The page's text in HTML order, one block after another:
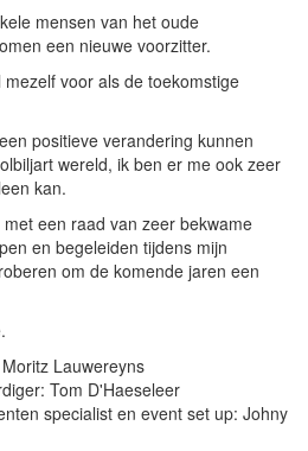
mensen van het oude
een nieuwe voorzitter.
voor als de toekomstige
positieve verandering kunnen
wereld, ik ben er me ook zeer
kan.
een raad van zeer bekwame
en begeleiden tijdens mijn
om de komende jaren een
Lauwereyns
Tom D'Haeseleer
specialist en event set up: Johny